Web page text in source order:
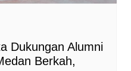
Dukungan Alumni
Berkah,